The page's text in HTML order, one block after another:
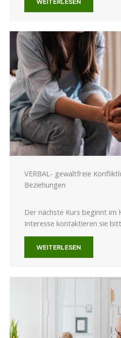
WEITERLESEN
VERBAL- gewaltfreie
Beziehungen
Der nächste Kurs beginnt im
Interesse kontaktieren sie
WEITERLESEN